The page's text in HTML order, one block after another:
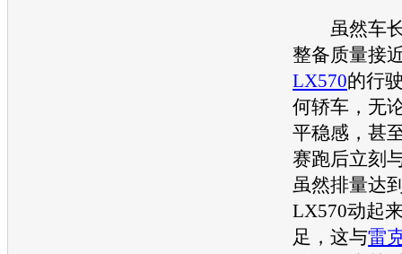
虽然车长
整备质量接
LX570的行
何轿车，无
平稳感，甚
赛跑后立刻
虽然排量达
LX570动起
足，这与雷